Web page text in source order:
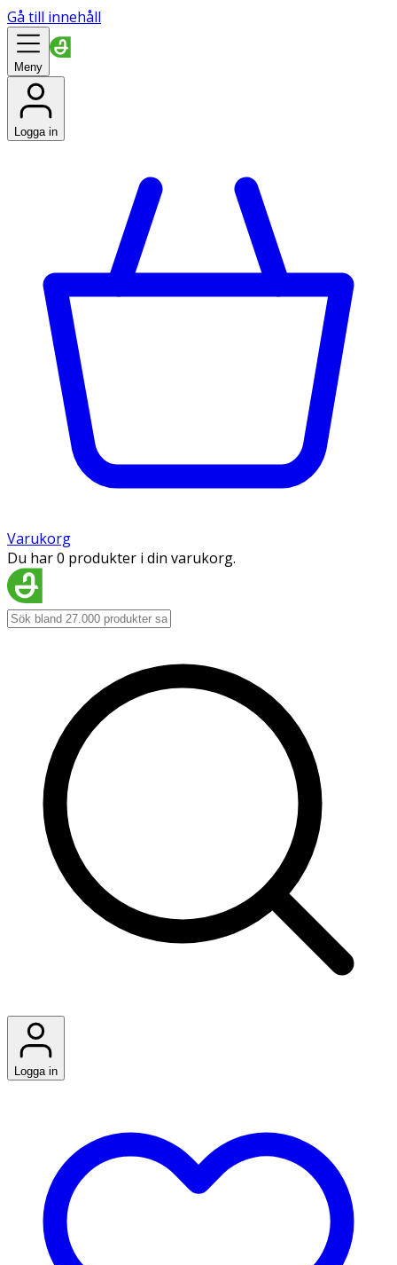
Gå till innehåll
Meny
Logga in
Varukorg
Du har 0 produkter i din varukorg.
Logga in